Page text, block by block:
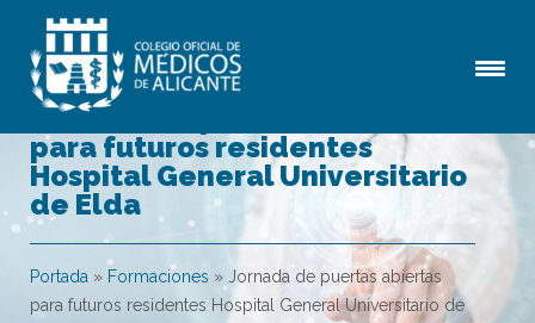
Jornada de puertas abiertas
para futuros residentes
Hospital General Universitario
de Elda
Portada » Formaciones » Jornada de puertas abiertas
para futuros residentes Hospital General Universitario de